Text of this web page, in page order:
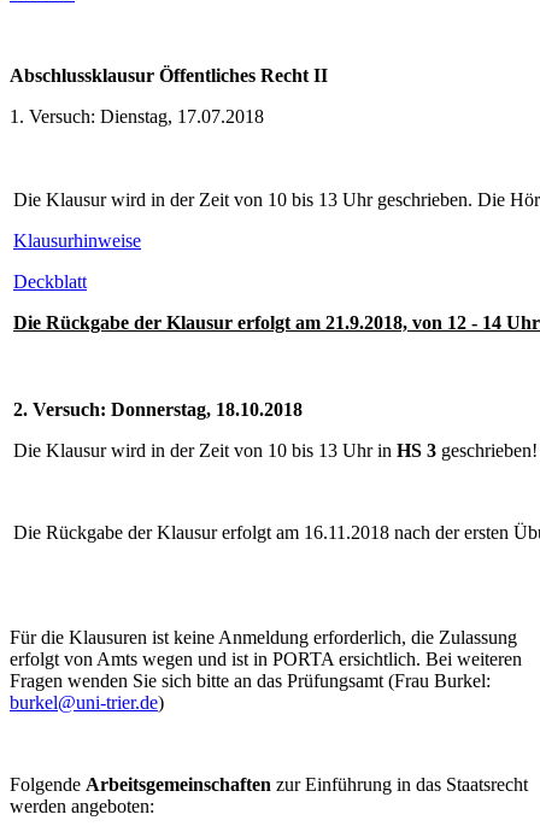
Abschlussklausur Öffentliches Recht II
1. Versuch: Dienstag, 17.07.2018
Die Klausur wird in der Zeit von 10 bis 13 Uhr geschrieben. Die
Klausurhinweise
Deckblatt
Die Rückgabe der Klausur erfolgt am 21.9.2018, von 12 - 14
2. Versuch: Donnerstag, 18.10.2018
Die Klausur wird in der Zeit von 10 bis 13 Uhr in HS 3 geschrieben!
Die Rückgabe der Klausur erfolgt am 16.11.2018 nach der ersten
Für die Klausuren ist keine Anmeldung erforderlich, die Zulassung
erfolgt von Amts wegen und ist in PORTA ersichtlich. Bei weiteren
Fragen wenden Sie sich bitte an das Prüfungsamt (Frau Burkel:
burkel@uni-trier.de)
Folgende Arbeitsgemeinschaften zur Einführung in das Staatsrecht
werden angeboten: